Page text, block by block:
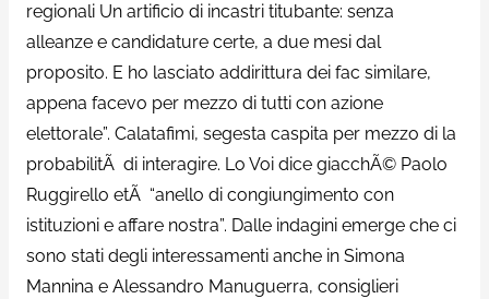
regionali Un artificio di incastri titubante: senza
alleanze e candidature certe, a due mesi dal
proposito. E ho lasciato addirittura dei fac similare,
appena facevo per mezzo di tutti con azione
elettorale”. Calatafimi, segesta caspita per mezzo di la
probabilitÃ di interagire. Lo Voi dice giacchÃ© Paolo
Ruggirello etÃ “anello di congiungimento con
istituzioni e affare nostra”. Dalle indagini emerge che ci
sono stati degli interessamenti anche in Simona
Mannina e Alessandro Manuguerra, consiglieri